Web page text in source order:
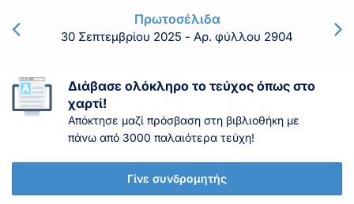
Πρωτοσέλιδα
30 Σεπτεμβρίου 2025 - Αρ. φύλλου 2904
Διάβασε ολόκληρο το τεύχος όπως στο
χαρτί!
Απόκτησε μαζί πρόσβαση στη βιβλιοθήκη με
πάνω από 3000 παλαιότερα τεύχη!
Γίνε συνδρομητής